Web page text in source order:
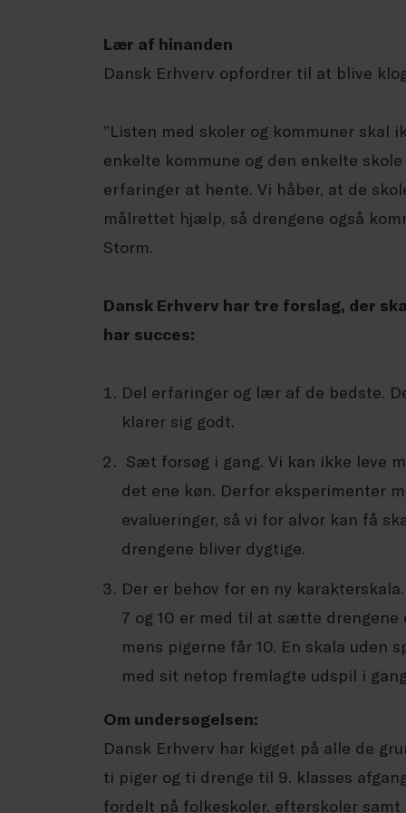
Lær af hinanden
Dansk Erhverv opfordrer til at blive
”Listen med skoler og kommuner skal
enkelte kommune og den enkelte
erfaringer at hente. Vi håber, at de
målrettet hjælp, så drengene også
Storm.
Dansk Erhverv har tre forslag, der
har succes:
Del erfaringer og lær af de bedste.
klarer sig godt.
Sæt forsøg i gang. Vi kan ikke leve
det ene køn. Derfor eksperimenter
evalueringer, så vi for alvor kan få
drengene bliver dygtige.
Der er behov for en ny
7 og 10 er med til at sætte drengene
mens pigerne får 10. En skala uden
med sit netop fremlagte udspil i
Om undersøgelsen:
Dansk Erhverv har kigget på alle de
ti piger og ti drenge til 9. klasses
fordelt på folkeskoler, efterskoler